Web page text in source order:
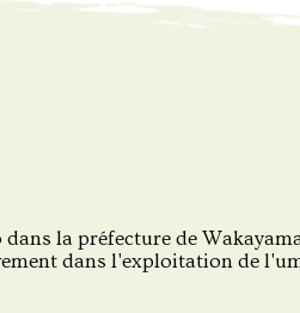
la préfecture de
dans l'exploitation de